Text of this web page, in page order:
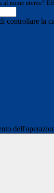
al nome utente?
controllare la